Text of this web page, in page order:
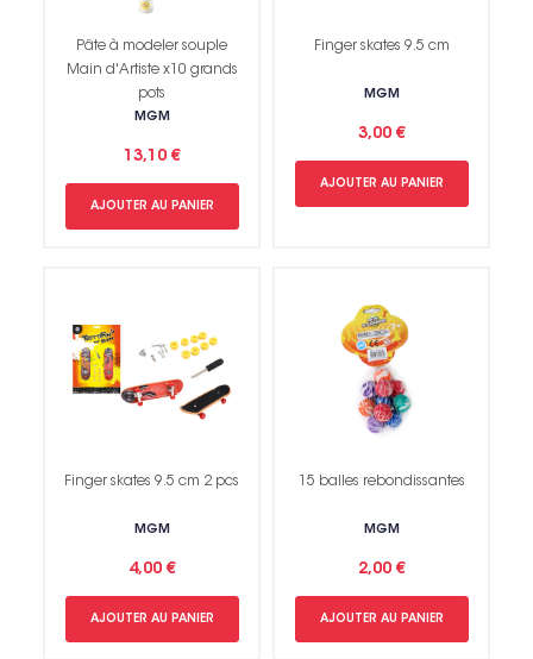
Pâte à modeler souple
Main d'Artiste x10 grands
pots
MGM
13,10 €
AJOUTER AU PANIER
Finger skates 9.5 cm
MGM
3,00 €
AJOUTER AU PANIER
Finger skates 9.5 cm 2 pcs
MGM
4,00 €
AJOUTER AU PANIER
15 balles rebondissantes
MGM
2,00 €
AJOUTER AU PANIER